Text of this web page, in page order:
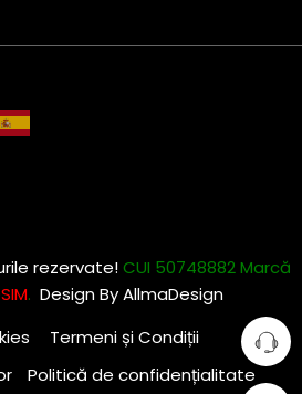
rezervate!CUI 50748882 Marcă
. Design ByAllmaDesign
Termeni și Condiții
Politică de confidențialitate